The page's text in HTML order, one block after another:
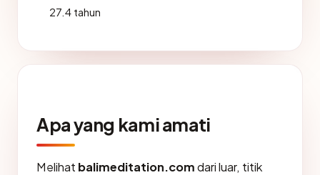
27.4 tahun
Apa yang kami amati
Melihat balimeditation.comdari luar, titik